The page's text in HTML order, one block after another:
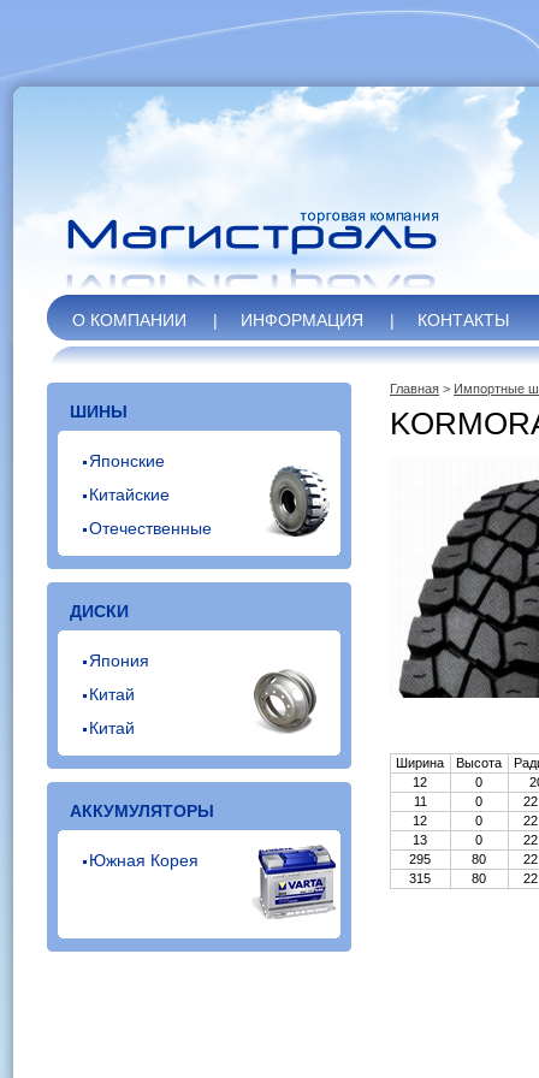
О КОМПАНИИ | ИНФОРМАЦИЯ | КОНТАКТЫ
ШИНЫ
Японские
Китайские
Отечественные
ДИСКИ
Япония
Китай
Китай
АККУМУЛЯТОРЫ
Южная Корея
Главная > Импортные
Ширина Высота
12
0
11
0
12
0
13
0
295
80
315
80